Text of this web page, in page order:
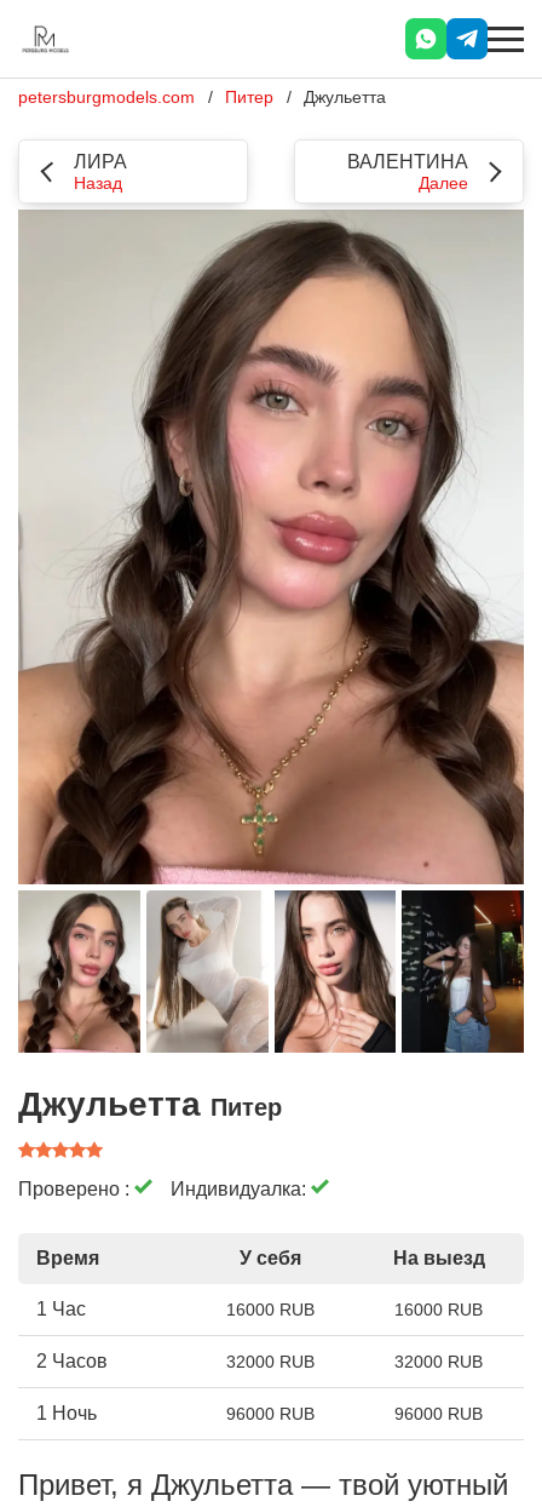
petersburgmodels.com Питер Джульетта
ЛИРА
Назад
ВАЛЕНТИНА
Далее
Джульетта Питер
Проверено : Индивидуалка:
Время У себя На выезд
1 Час 16000 RUB 16000 RUB
2 Часов 32000 RUB 32000 RUB
1 Ночь 96000 RUB 96000 RUB
Привет, я Джульетта — твой уютный